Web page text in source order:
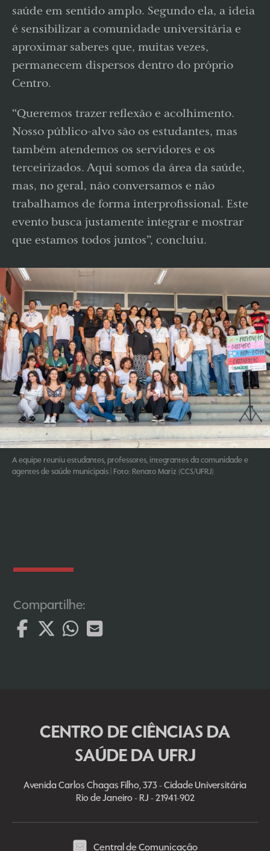
saúde em sentido amplo. Segundo ela, a ideia
é sensibilizar a comunidade universitária e
aproximar saberes que, muitas vezes,
permanecem dispersos dentro do próprio
Centro.
“Queremos trazer reflexão e acolhimento.
Nosso público-alvo são os estudantes, mas
também atendemos os servidores e os
terceirizados. Aqui somos da área da saúde,
mas, no geral, não conversamos e não
trabalhamos de forma interprofissional. Este
evento busca justamente integrar e mostrar
que estamos todos juntos”, concluiu.
A equipe reuniu estudantes, professores, integrantes da comunidade e
agentes de saúde municipais | Foto: Renato Mariz (CCS/UFRJ)
Compartilhe:
CENTRO DE CIÊNCIAS DA
SAÚDE DA UFRJ
Avenida Carlos Chagas Filho, 373 - Cidade Universitária
Rio de Janeiro - RJ - 21941-902
Central de Comunicação